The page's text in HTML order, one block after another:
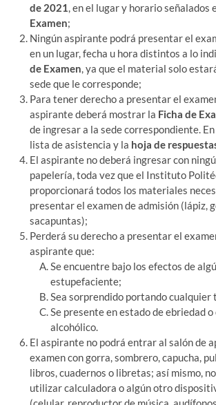
de 2021, en el lugar y horario señalados
Examen;
Ningún aspirante podrá presentar el
en un lugar, fecha u hora distintos a lo
de Examen, ya que el material solo
sede que le corresponde;
Para tener derecho a presentar el
aspirante deberá mostrar la Ficha de
de ingresar a la sede correspondiente.
lista de asistencia y la hoja de
El aspirante no deberá ingresar con
papelería, toda vez que el Instituto
proporcionará todos los materiales
presentar el examen de admisión (lápiz,
sacapuntas);
Perderá su derecho a presentar el
aspirante que:
Se encuentre bajo los efectos de
estupefaciente;
Sea sorprendido portando cualquier
Se presente en estado de ebriedad
alcohólico.
El aspirante no podrá entrar al salón de
examen con gorra, sombrero, capucha,
libros, cuadernos o libretas; así mismo,
utilizar calculadora o algún otro